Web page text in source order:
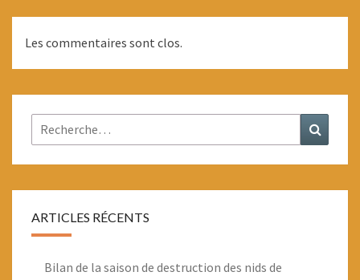
Les commentaires sont clos.
Rechercher :
ARTICLES RÉCENTS
Bilan de la saison de destruction des nids de